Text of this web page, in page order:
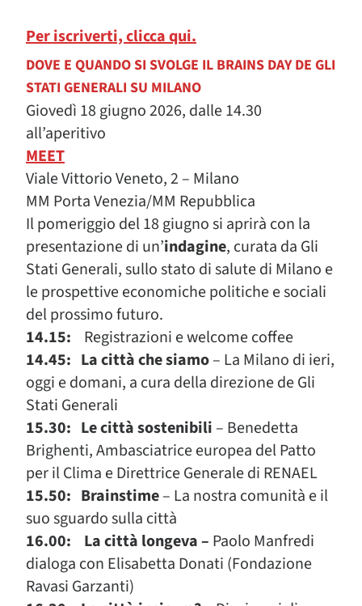
Per iscriverti, clicca qui.
DOVE E QUANDO SI SVOLGE IL BRAINS DAY DE GLI
STATI GENERALI SU MILANO
Giovedì 18 giugno 2026, dalle 14.30
all’aperitivo
MEET
Viale Vittorio Veneto, 2 – Milano
MM Porta Venezia/MM Repubblica
Il pomeriggio del 18 giugno si aprirà con la
presentazione di un’indagine, curata da Gli
Stati Generali, sullo stato di salute di Milano e
le prospettive economiche politiche e sociali
del prossimo futuro.
14.15:
Registrazioni e welcome coffee
14.45: La città che siamo– La Milano di ieri,
oggi e domani, a cura della direzione de Gli
Stati Generali
15.30: Le città sostenibili – Benedetta
Brighenti, Ambasciatrice europea del Patto
per il Clima e Direttrice Generale di RENAEL
15.50: Brainstime– La nostra comunità e il
suo sguardo sulla città
16.00: La città longeva – Paolo Manfredi
dialoga con Elisabetta Donati (Fondazione
Ravasi Garzanti)